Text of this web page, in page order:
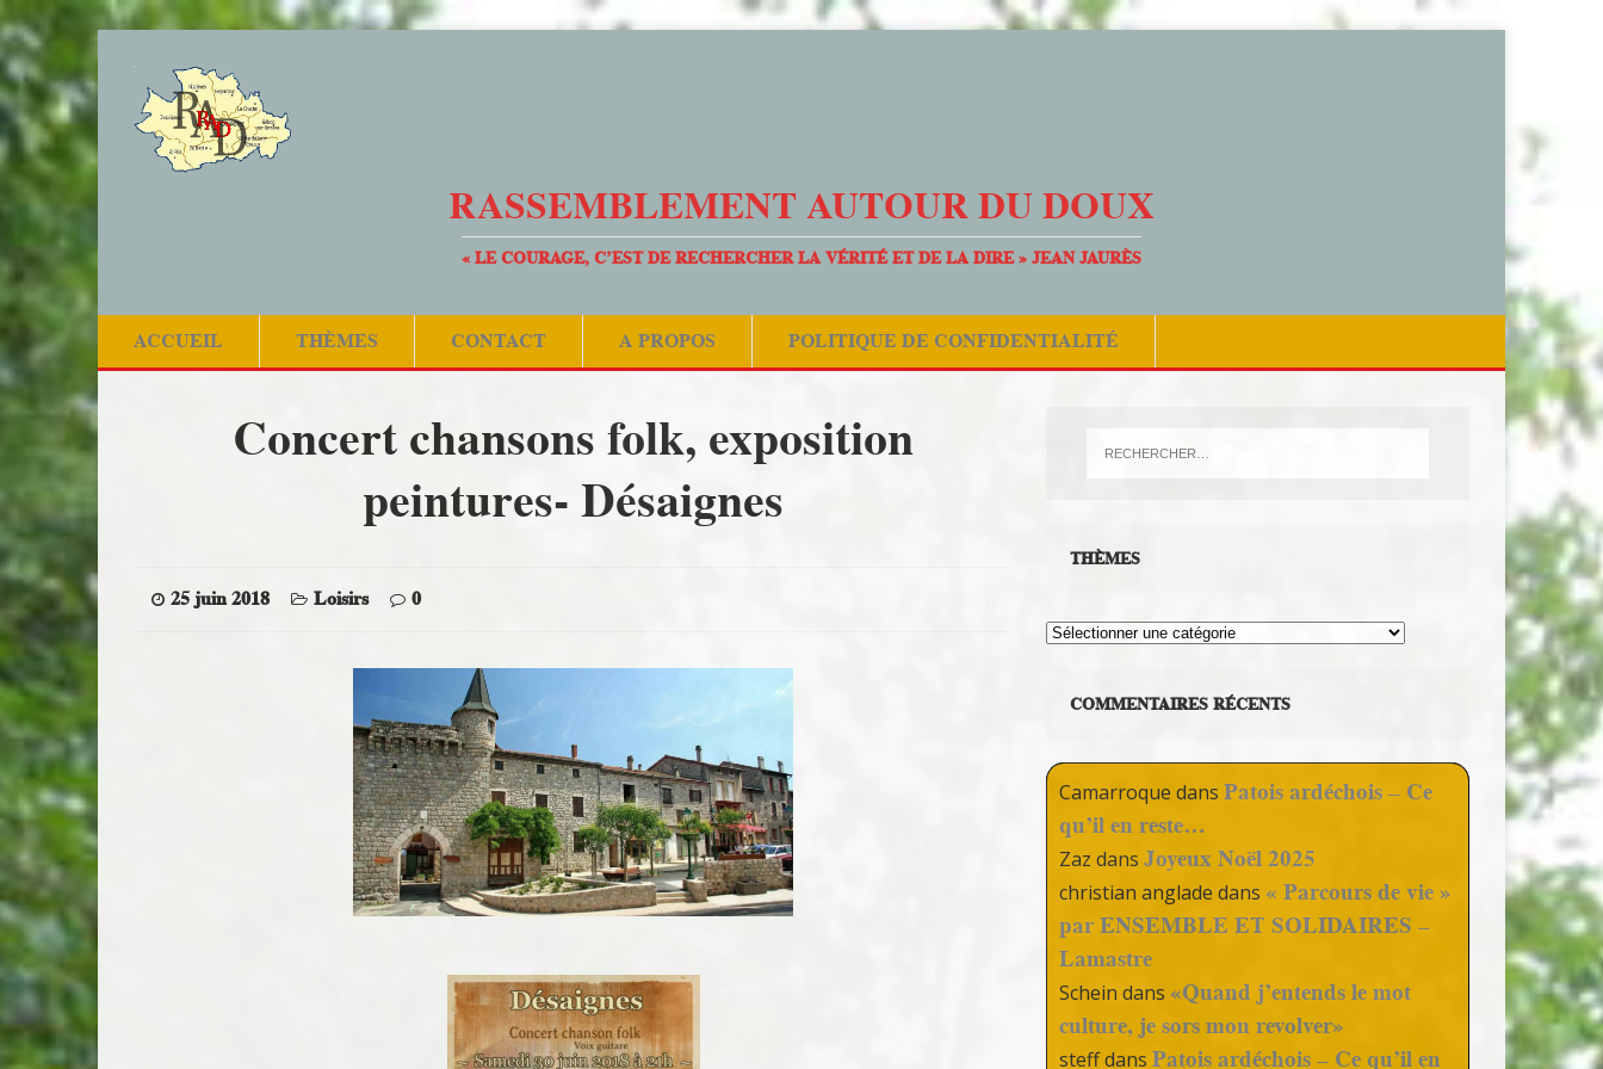
RASSEMBLEMENT AUTOUR DU DOUX
« LE COURAGE, C’EST DE RECHERCHER LA VÉRITÉ ET DE LA DIRE » JEAN JAURÈS
ACCUEIL THÈMES CONTACT A PROPOS POLITIQUE DE CONFIDENTIALITÉ
Concert chansons folk, exposition
peintures- Désaignes
25 juin 2018 Loisirs 0
THÈMES
Thèmes
COMMENTAIRES RÉCENTS
Camarroque dansPatois ardéchois – Ce
qu’il en reste…
Zaz dansJoyeux Noël 2025
christian anglade dans « Parcours de vie »
par ENSEMBLE ET SOLIDAIRES –
Lamastre
Schein dans «Quand j’entends le mot
culture, je sors mon revolver»
steffdansPatois ardéchois – Ce qu’il en